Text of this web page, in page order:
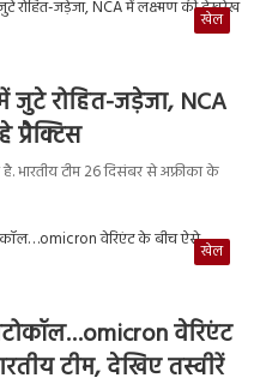
खेल
जुटे रोहित-जड़ेजा, NCA
है. भारतीय टीम 26 दिसंबर से अफ्रीका के
खेल
वेरिएंट
टीम, देखिए तस्वीरें